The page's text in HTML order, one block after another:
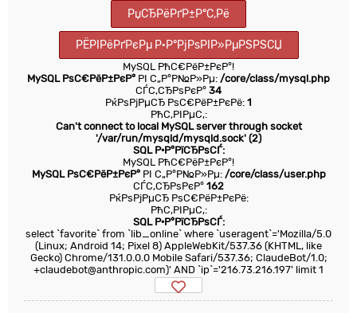
РџСЂРёРґР±Р°С‚Рё
РЁРІРёРґРєРµ Р·Р°РјРѕРІР»РµРЅРЅСЏ
MySQL РћС€РёР±РєР°!
MySQL РѕС€РёР±РєР° РІ С„Р°Р№Р»Рµ: /core/class/mysql.php
СЃС‚СЂРѕРєР° 34
РќРѕРјРµСЂ РѕС€РёР±РєРё: 1
РћС‚РІРµС‚:
Can't connect to local MySQL server through socket
'/var/run/mysqld/mysqld.sock' (2)
SQL Р·Р°РїСЂРѕСЃ:
MySQL РћС€РёР±РєР°!
MySQL РѕС€РёР±РєР°РІ С„Р°Р№Р»Рµ: /core/class/user.php
СЃС‚СЂРѕРєР° 162
РќРѕРјРµСЂ РѕС€РёР±РєРё:
РћС‚РІРµС‚:
SQL Р·Р°РїСЂРѕСЃ:
select `favorite` from `lib_online` where `useragent`='Mozilla/5.0
(Linux; Android 14; Pixel 8) AppleWebKit/537.36 (KHTML, like
Gecko) Chrome/131.0.0.0 Mobile Safari/537.36; ClaudeBot/1.0;
+claudebot@anthropic.com)' AND `ip`='216.73.216.197' limit 1